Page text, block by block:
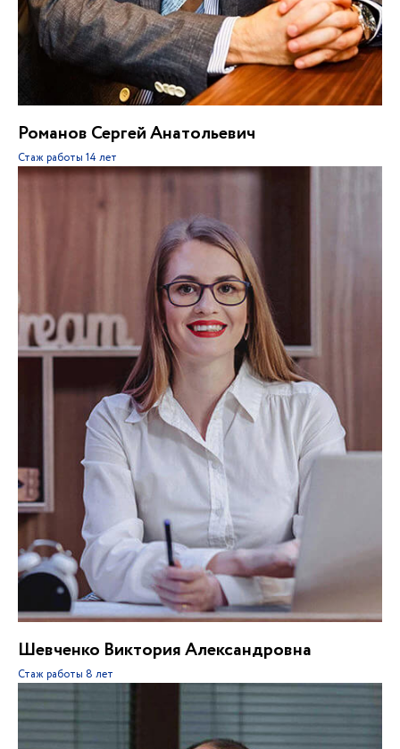
Романов Сергей Анатольевич
Стаж работы 14 лет
Шевченко Виктория Александровна
Стаж работы 8 лет